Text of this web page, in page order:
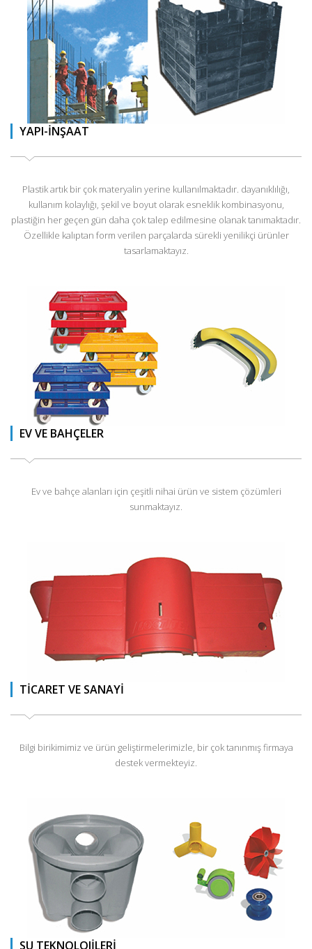
YAPI-İNŞAAT
Plastik artık bir çok materyalin yerine kullanılmaktadır. dayanıklılığı,
kullanım kolaylığı, şekil ve boyut olarak esneklik kombinasyonu,
plastiğin her geçen gün daha çok talep edilmesine olanak tanımaktadır.
Özellikle kalıptan form verilen parçalarda sürekli yenilikçi ürünler
tasarlamaktayız.
EV VE BAHÇELER
Ev ve bahçe alanları için çeşitli nihai ürün ve sistem çözümleri
sunmaktayız.
TİCARET VE SANAYİ
Bilgi birikimimiz ve ürün geliştirmelerimizle, bir çok tanınmış firmaya
destek vermekteyiz.
SU TEKNOLOJİLERİ